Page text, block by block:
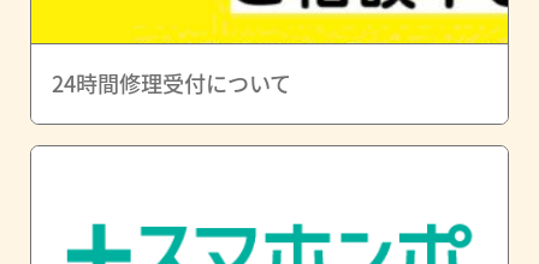
24時間修理受付について